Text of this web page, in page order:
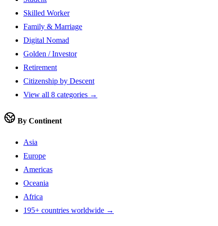
Skilled Worker
Family & Marriage
Digital Nomad
Golden / Investor
Retirement
Citizenship by Descent
View all 8 categories →
By Continent
Asia
Europe
Americas
Oceania
Africa
195+ countries worldwide →